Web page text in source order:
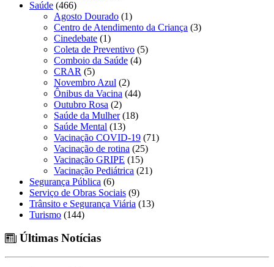
Saúde (466)
Agosto Dourado (1)
Centro de Atendimento da Criança (3)
Cinedebate (1)
Coleta de Preventivo (5)
Comboio da Saúde (4)
CRAR (5)
Novembro Azul (2)
Ônibus da Vacina (44)
Outubro Rosa (2)
Saúde da Mulher(18)
Saúde Mental (13)
Vacinação COVID-19 (71)
Vacinação de rotina (25)
Vacinação GRIPE (15)
Vacinação Pediátrica (21)
Segurança Pública (6)
Serviço de Obras Sociais (9)
Trânsito e Segurança Viária (13)
Turismo (144)
Últimas Notícias